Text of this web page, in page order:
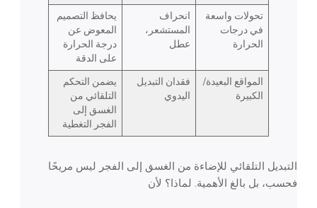
تحولات واسعة
في درجات
الحرارة
انحراف
المستشعر،
عطل
يحافظ التصميم
المعوض عن
درجة الحرارة
على الدقة
المواقع البعيدة/
الكبيرة
فقدان التبديل
اليدوي
يضمن التحكم
التلقائي من
الغسق إلى
الفجر التغطية
التبديل التلقائي للإضاءة من الغسق إلى الفجر ليس مريحًا
فحسب، بل بالغ الأهمية. لماذا؟ لأن